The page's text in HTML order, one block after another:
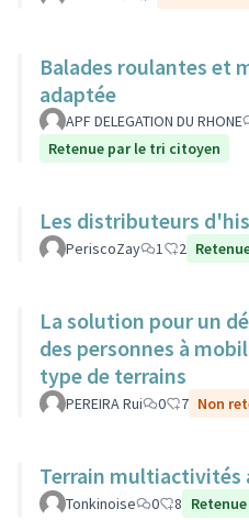
Balades roulantes et
adaptée
APF DELEGATION DU RHONE
Retenue par le tri citoyen
Les distributeurs
PeriscoZay 1 2
La solution pour un
des personnes à
type de terrains
PEREIRA Rui 0 7 Non
Terrain multiactivités
Tonkinoise 0 8